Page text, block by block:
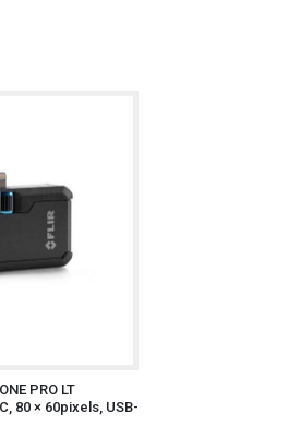
PRO LT
80 × 60pixels, USB-